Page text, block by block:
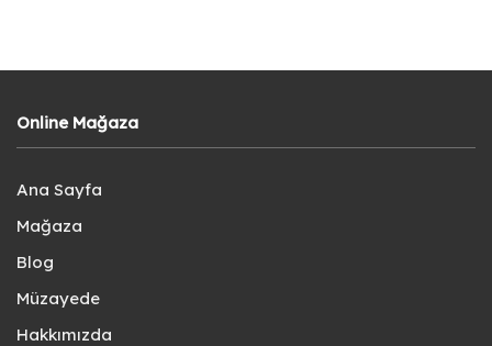
Online Mağaza
Ana Sayfa
Mağaza
Blog
Müzayede
Hakkımızda